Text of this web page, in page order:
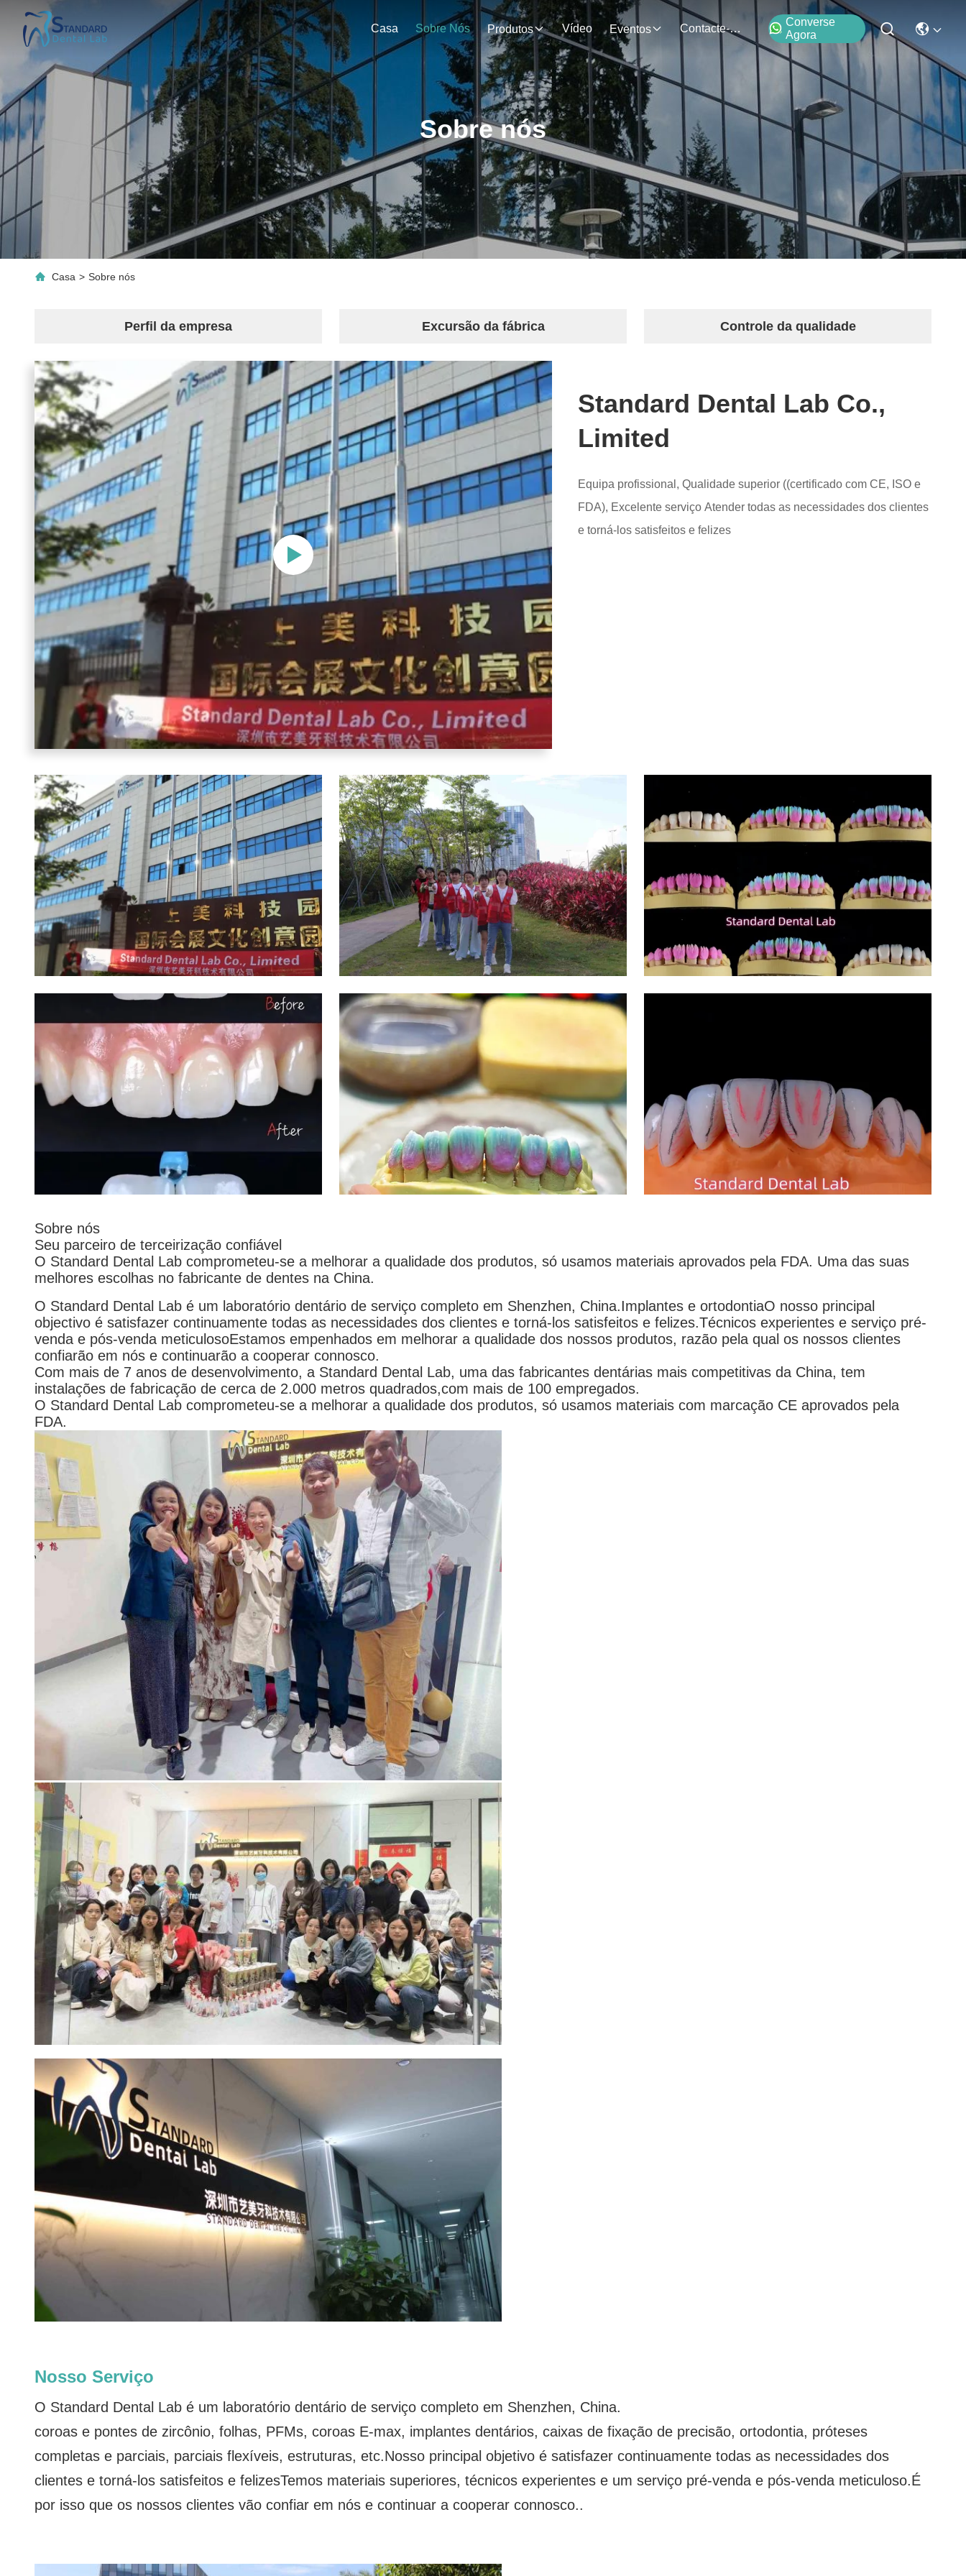
Casa Sobre Nós Produtos Vídeo Eventos Contacte-Nos
Converse
Agora
Sobre nós
Casa > Sobre nós
Perfil da empresa Excursão da fábrica Controle da qualidade
Standard Dental Lab Co.,
Limited
Equipa profissional, Qualidade superior ((certificado com CE, ISO e
FDA), Excelente serviço Atender todas as necessidades dos clientes
e torná-los satisfeitos e felizes
Sobre nós
Seu parceiro de terceirização confiável
O Standard Dental Lab comprometeu-se a melhorar a qualidade dos produtos, só usamos materiais aprovados pela FDA. Uma das suas
melhores escolhas no fabricante de dentes na China.
O Standard Dental Lab é um laboratório dentário de serviço completo em Shenzhen, China.Implantes e ortodontiaO nosso principal
objectivo é satisfazer continuamente todas as necessidades dos clientes e torná-los satisfeitos e felizes.Técnicos experientes e serviço pré-
venda e pós-venda meticulosoEstamos empenhados em melhorar a qualidade dos nossos produtos, razão pela qual os nossos clientes
confiarão em nós e continuarão a cooperar connosco.
Com mais de 7 anos de desenvolvimento, a Standard Dental Lab, uma das fabricantes dentárias mais competitivas da China, tem
instalações de fabricação de cerca de 2.000 metros quadrados,com mais de 100 empregados.
O Standard Dental Lab comprometeu-se a melhorar a qualidade dos produtos, só usamos materiais com marcação CE aprovados pela
FDA.
Nosso Serviço
O Standard Dental Lab é um laboratório dentário de serviço completo em Shenzhen, China.
coroas e pontes de zircônio, folhas, PFMs, coroas E-max, implantes dentários, caixas de fixação de precisão, ortodontia, próteses
completas e parciais, parciais flexíveis, estruturas, etc.Nosso principal objetivo é satisfazer continuamente todas as necessidades dos
clientes e torná-los satisfeitos e felizesTemos materiais superiores, técnicos experientes e um serviço pré-venda e pós-venda meticuloso.É
por isso que os nossos clientes vão confiar em nós e continuar a cooperar connosco..